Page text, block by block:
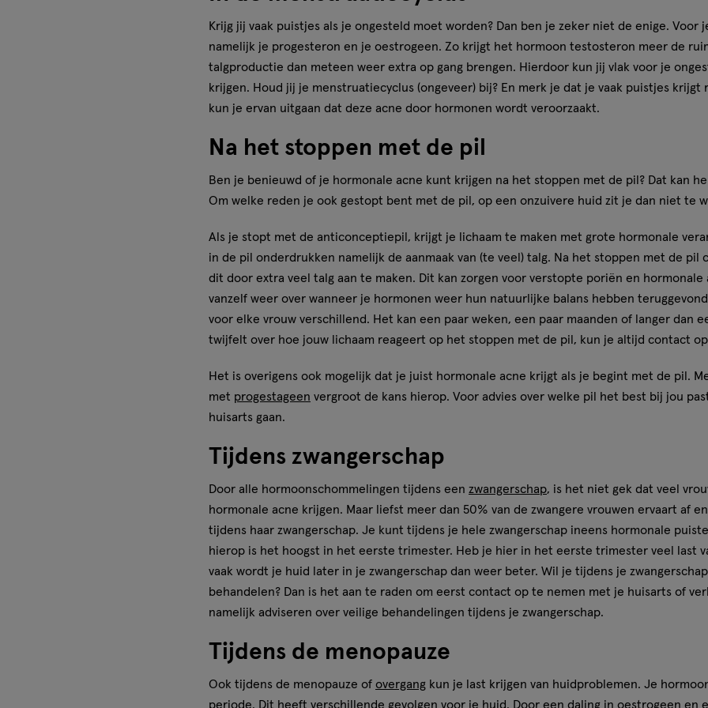
Krijg jij vaak puistjes als je ongesteld moet worden? Dan ben je zeker niet de enige. Voor
namelijk je progesteron en je oestrogeen. Zo krijgt het hormoon testosteron meer de
talgproductie dan meteen weer extra op gang brengen. Hierdoor kun jij vlak voor je
krijgen. Houd jij je menstruatiecyclus (ongeveer) bij? En merk je dat je vaak puistjes krijgt
kun je ervan uitgaan dat deze acne door hormonen wordt veroorzaakt.
Na het stoppen met de pil
Ben je benieuwd of je hormonale acne kunt krijgen na het stoppen met de pil? Dat kan
Om welke reden je ook gestopt bent met de pil, op een onzuivere huid zit je dan niet te
Als je stopt met de anticonceptiepil, krijgt je lichaam te maken met grote hormonale
in de pil onderdrukken namelijk de aanmaak van (te veel) talg. Na het stoppen met de pil
dit door extra veel talg aan te maken. Dit kan zorgen voor verstopte poriën en hormonale
vanzelf weer over wanneer je hormonen weer hun natuurlijke balans hebben
voor elke vrouw verschillend. Het kan een paar weken, een paar maanden of langer dan
twijfelt over hoe jouw lichaam reageert op het stoppen met de pil, kun je altijd contact
Het is overigens ook mogelijk dat je juist hormonale acne krijgt als je begint met de pil.
met progestageen vergroot de kans hierop. Voor advies over welke pil het best bij jou
huisarts gaan.
Tijdens zwangerschap
Door alle hormoonschommelingen tijdens een zwangerschap, is het niet gek dat veel
hormonale acne krijgen. Maar liefst meer dan 50% van de zwangere vrouwen ervaart af
tijdens haar zwangerschap. Je kunt tijdens je hele zwangerschap ineens hormonale
hierop is het hoogst in het eerste trimester. Heb je hier in het eerste trimester veel last
vaak wordt je huid later in je zwangerschap dan weer beter. Wil je tijdens je
behandelen? Dan is het aan te raden om eerst contact op te nemen met je huisarts of
namelijk adviseren over veilige behandelingen tijdens je zwangerschap.
Tijdens de menopauze
Ook tijdens de menopauze of overgang kun je last krijgen van huidproblemen. Je
periode. Dit heeft verschillende gevolgen voor je huid. Door een daling in oestrogeen en